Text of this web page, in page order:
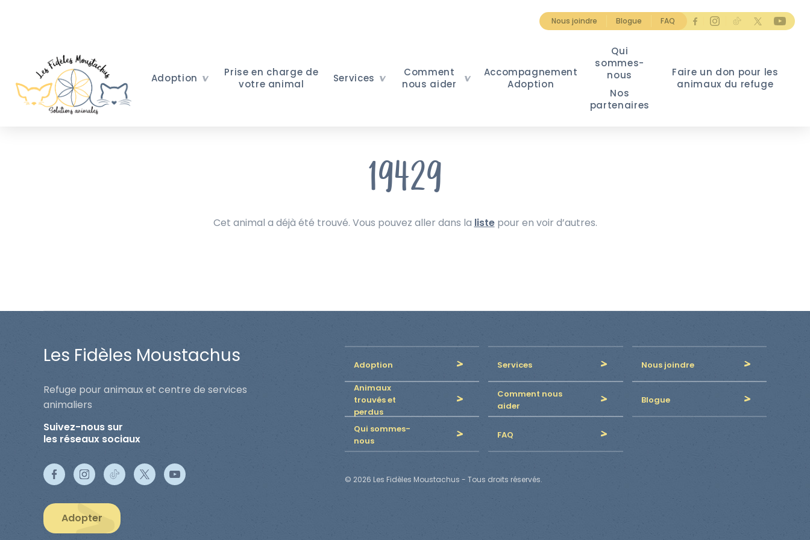
Nous joindre Blogue FAQ
Adoption
Prise en charge de
votre animal
Services
Comment
nous aider
Accompagnement
Adoption
Qui
sommes-
nous
Nos
partenaires
Faire un don pour les
animaux du refuge
19429
Cet animal a déjà été trouvé. Vous pouvez aller dans la listepour en voir d’autres.
Les Fidèles Moustachus
Refuge pour animaux et centre de services
animaliers
Suivez-nous sur
les réseaux sociaux
Adopter
Adoption Services
Nous joindre
Animaux
trouvés et
perdus
Comment nous
aider
Blogue
Qui sommes-
nous
FAQ
© 2026 Les Fidèles Moustachus - Tous droits réservés.